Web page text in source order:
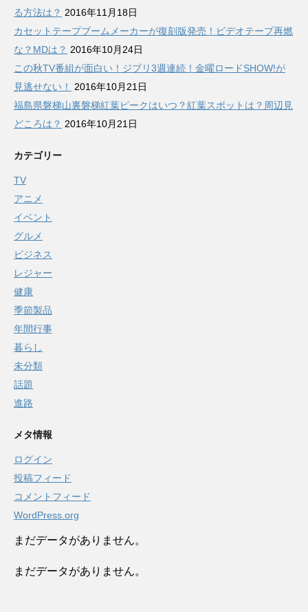
る方法は？ 2016年11月18日
カセットテープブームメーカーが復刻版発売！ビデオテープ再燃
な？MDは？ 2016年10月24日
この秋TV番組が面白い！ジブリ3週連続！金曜ロードSHOW!が
見逃せない！
2016年10月21日
福島県磐梯山裏磐梯紅葉ピークはいつ？紅葉スポットは？周辺見
どころは？ 2016年10月21日
カテゴリー
TV
アニメ
イベント
グルメ
ビジネス
レジャー
健康
季節製品
年間行事
暮らし
未分類
話題
進路
メタ情報
ログイン
投稿フィード
コメントフィード
WordPress.org
まだデータがありません。
まだデータがありません。